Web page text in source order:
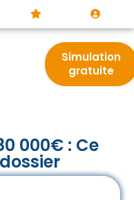
Simulation
gratuite
000€ : Ce